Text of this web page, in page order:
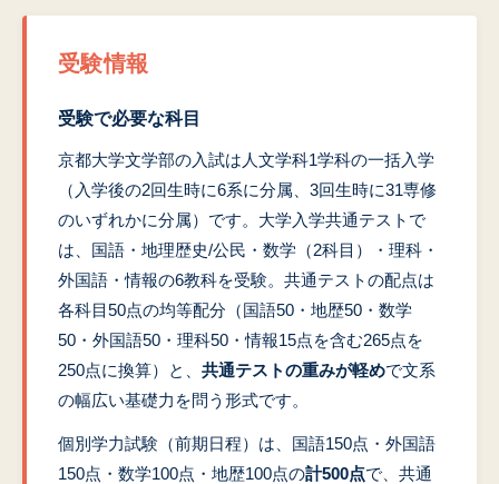
受験情報
受験で必要な科目
京都大学文学部の入試は人文学科1学科の一括入学
（入学後の2回生時に6系に分属、3回生時に31専修
のいずれかに分属）です。大学入学共通テストで
は、国語・地理歴史/公民・数学（2科目）・理科・
外国語・情報の6教科を受験。共通テストの配点は
各科目50点の均等配分（国語50・地歴50・数学
50・外国語50・理科50・情報15点を含む265点を
250点に換算）と、 共通テストの重みが軽めで文系
の幅広い基礎力を問う形式です。
個別学力試験（前期日程）は、国語150点・外国語
150点・数学100点・地歴100点の計500点で、共通